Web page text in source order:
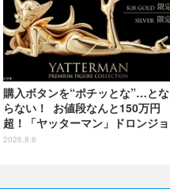
購入ボタンを“ポチッとな”…とな
らない！ お値段なんと150万円
超！「ヤッターマン」ドロンジョ
様が黄金の輝きをまといミニフィ
2026.8.6